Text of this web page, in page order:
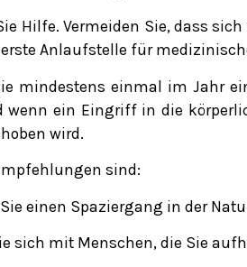
Hilfe. Vermeiden Sie, dass
Anlaufstelle für
mindestens einmal im Jahr
wenn ein Eingriff in die
wird.
sind:
einen Spaziergang in der
sich mit Menschen, die Sie